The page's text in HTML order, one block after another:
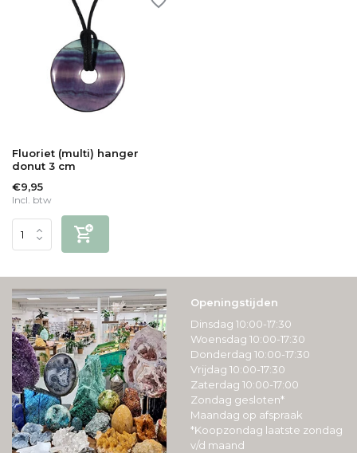
Fluoriet (multi) hanger
donut 3 cm
€9,95
Incl. btw
Openingstijden
Dinsdag 10:00-17:30
Woensdag 10:00-17:30
Donderdag 10:00-17:30
Vrijdag 10:00-17:30
Zaterdag 10:00-17:00
Zondag gesloten*
Maandag op afspraak
*Koopzondag laatste zondag
v/d maand